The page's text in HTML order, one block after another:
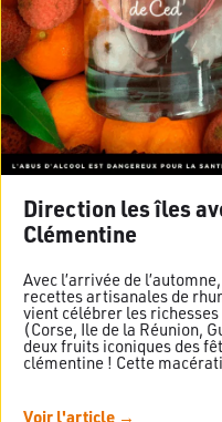
Direction les îles
Clémentine
Avec l’arrivée de
recettes artisanales de
vient célébrer les
(Corse, Ile de la Réunion,
deux fruits iconiques des
clémentine ! Cette
Voir l'article →